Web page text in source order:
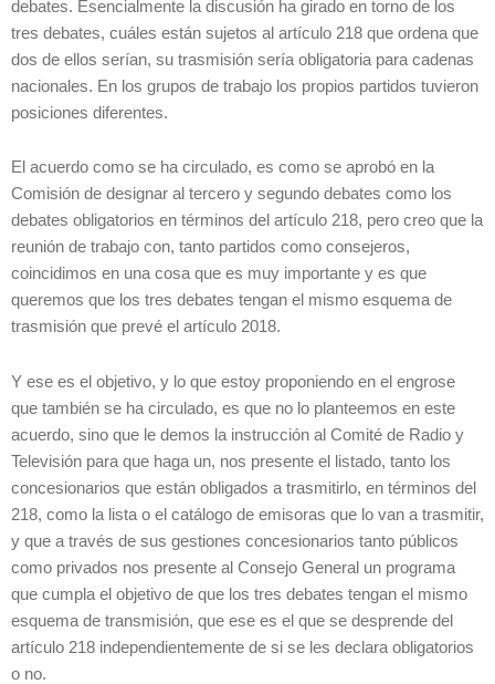
debates. Esencialmente la discusión ha girado en torno de los
tres debates, cuáles están sujetos al artículo 218 que ordena que
dos de ellos serían, su trasmisión sería obligatoria para cadenas
nacionales. En los grupos de trabajo los propios partidos tuvieron
posiciones diferentes.
El acuerdo como se ha circulado, es como se aprobó en la
Comisión de designar al tercero y segundo debates como los
debates obligatorios en términos del artículo 218, pero creo que la
reunión de trabajo con, tanto partidos como consejeros,
coincidimos en una cosa que es muy importante y es que
queremos que los tres debates tengan el mismo esquema de
trasmisión que prevé el artículo 2018.
Y ese es el objetivo, y lo que estoy proponiendo en el engrose
que también se ha circulado, es que no lo planteemos en este
acuerdo, sino que le demos la instrucción al Comité de Radio y
Televisión para que haga un, nos presente el listado, tanto los
concesionarios que están obligados a trasmitirlo, en términos del
218, como la lista o el catálogo de emisoras que lo van a trasmitir,
y que a través de sus gestiones concesionarios tanto públicos
como privados nos presente al Consejo General un programa
que cumpla el objetivo de que los tres debates tengan el mismo
esquema de transmisión, que ese es el que se desprende del
artículo 218 independientemente de si se les declara obligatorios
o no.